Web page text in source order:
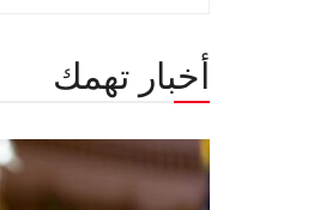
أخبار تهمك